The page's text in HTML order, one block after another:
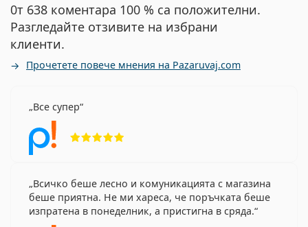
0т 638 коментара 100 % са положителни.
Разгледайте отзивите на избрани
клиенти.
Прочетете повече мнения на Pazaruvaj.com
Все супер
Всичко беше лесно и комуникацията с магазина
беше приятна. Не ми хареса, че поръчката беше
изпратена в понеделник, а пристигна в сряда.